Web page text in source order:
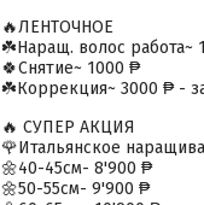
🔥ЛЕНТОЧНОЕ
☘️Наращ. волос работа~
🍀Снятие~ 1000 ₱
☘️Коррекция~ 3000 ₱ -
🔥 СУПЕР АКЦИЯ
🌹Итальянское
🌼40-45см- 8'900 ₱
🌼50-55см- 9'900 ₱